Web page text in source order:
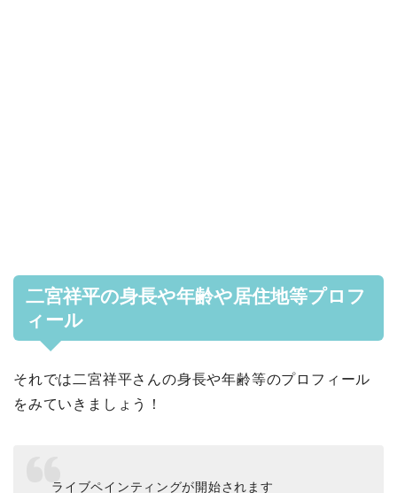
二宮祥平の身長や年齢や居住地等プロフ
ィール
それでは二宮祥平さんの身長や年齢等のプロフィール
をみていきましょう！
ライブペインティングが開始されます